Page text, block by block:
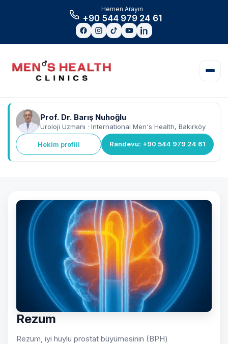
Hemen Arayın
+90 544 979 24 61
Prof. Dr. Barış Nuhoğlu
Üroloji Uzmanı · International Men's Health, Bakırköy
Hekim profili Randevu: +90 544 979 24 61
Rezum
Rezum, iyi huylu prostat büyümesinin (BPH)